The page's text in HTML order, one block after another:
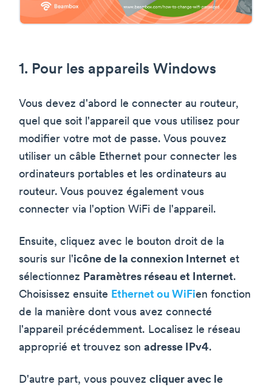
1. Pour les appareils Windows
Vous devez d'abord le connecter au routeur,
quel que soit l'appareil que vous utilisez pour
modifier votre mot de passe. Vous pouvez
utiliser un câble Ethernet pour connecter les
ordinateurs portables et les ordinateurs au
routeur. Vous pouvez également vous
connecter via l'option WiFi de l'appareil.
Ensuite, cliquez avec le bouton droit de la
souris sur l'icône de la connexion Internet et
sélectionnez Paramètres réseau et Internet.
Choisissez ensuite Ethernet ou WiFien fonction
de la manière dont vous avez connecté
l'appareil précédemment. Localisez le réseau
approprié et trouvez son adresse IPv4.
D'autre part, vous pouvez cliquer avec le